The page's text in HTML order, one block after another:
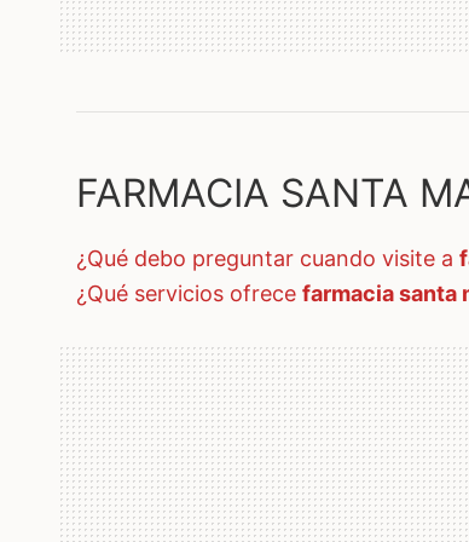
FARMACIA SANTA
¿qué debo preguntar cuando visite a
¿qué servicios ofrece farmacia santa